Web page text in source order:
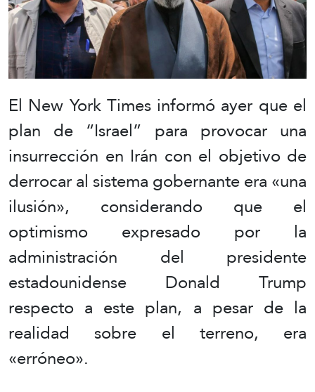
El New York Times informó ayer que el
plan de “Israel” para provocar una
insurrección en Irán con el objetivo de
derrocar al sistema gobernante era «una
ilusión», considerando que el
optimismo expresado por la
administración del presidente
estadounidense Donald Trump
respecto a este plan, a pesar de la
realidad sobre el terreno, era
«erróneo».